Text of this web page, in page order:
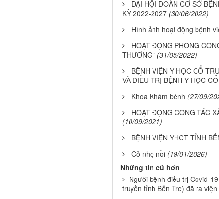
ĐẠI HỘI ĐOÀN CƠ SỞ
KỲ 2022-2027 (30/06/2022)
Hình ảnh hoạt động bệnh
HOẠT ĐỘNG PHÒNG
THƯƠNG” (31/05/2022)
BỆNH VIỆN Y HỌC CỔ
VÀ ĐIỀU TRỊ BỆNH Y HỌC
Khoa Khám bệnh (27/09/
HOẠT ĐỘNG CÔNG TÁC
(10/09/2021)
BỆNH VIỆN YHCT TỈNH
Cỏ nhọ nồi (19/01/2026)
Những tin cũ hơn
Người bệnh điều trị Covid-
truyền tỉnh Bến Tre) đã ra viện